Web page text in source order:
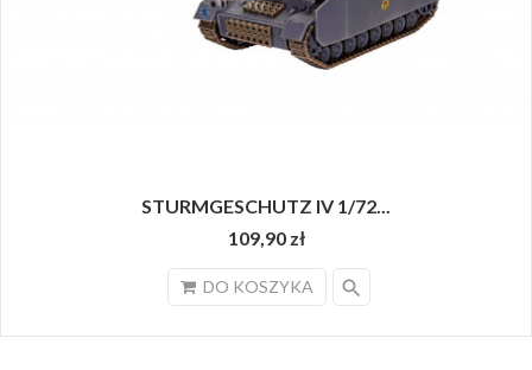
STURMGESCHUTZ IV 1/72...
109,90 zł
DO KOSZYKA search